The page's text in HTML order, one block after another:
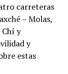
carreteras
– Molas,
y
y
estas